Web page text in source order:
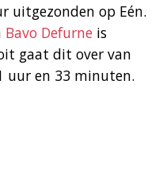
uitgezonden op Eén.
Bavo Defurne is
gaat dit over van
uur en 33 minuten.